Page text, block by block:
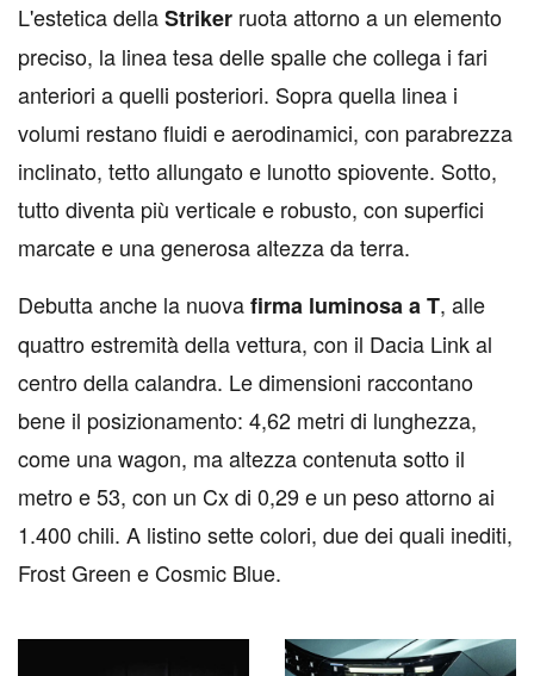
L'estetica dellaStriker ruota attorno a un elemento
preciso, la linea tesa delle spalle che collega i fari
anteriori a quelli posteriori. Sopra quella linea i
volumi restano fluidi e aerodinamici, con parabrezza
inclinato, tetto allungato e lunotto spiovente. Sotto,
tutto diventa più verticale e robusto, con superfici
marcate e una generosa altezza da terra.
Debutta anche la nuovafirma luminosa a T, alle
quattro estremità della vettura, con il Dacia Link al
centro della calandra. Le dimensioni raccontano
bene il posizionamento: 4,62 metri di lunghezza,
come una wagon, ma altezza contenuta sotto il
metro e 53, con un Cx di 0,29 e un peso attorno ai
1.400 chili. A listino sette colori, due dei quali inediti,
Frost Green e Cosmic Blue.